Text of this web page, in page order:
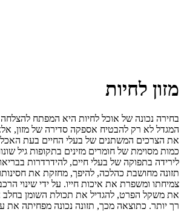
מזון לחיות
בחירה נכונה של אוכל לחיות היא המפתח
המגדל לא רק להבטיח אספקה ​​סדירה של מזון,
את הצרכים המשתנים של בעלי החיים בעת
כמות מסוימת של חומרים מזינים בתקופות גיל
לירידה בתפוקה של בעלי חיים, להידרדרות
תזונה מחושבת כהלכה, להיפך, מחזקת את
צמיחתו ומשפרת את איכות חייו. על ידי שינוי
את משקל הפרט, להגדיל את תכולת השומן בחלב
רך יותר. כתוצאה מכך, תזונה נכונה מפחיתה את